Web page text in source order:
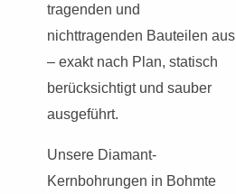
tragenden und
nichttragenden Bauteilen aus
– exakt nach Plan, statisch
berücksichtigt und sauber
ausgeführt.
Unsere Diamant-
Kernbohrungen in Bohmte